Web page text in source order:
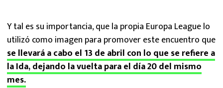
Y tal es su importancia, que la propia Europa League lo
utilizó como imagen para promover este encuentro que
se llevará a cabo el 13 de abril con lo que se refiere a
la Ida, dejando la vuelta para el día 20 del mismo
mes.